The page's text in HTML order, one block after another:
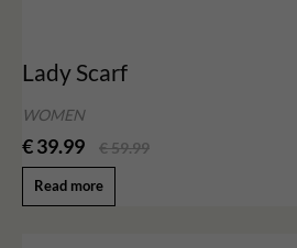
Lady Scarf
WOMEN
€ 39.99 € 59.99
Read more